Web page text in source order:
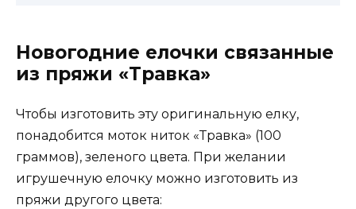
Новогодние елочки связанные
из пряжи «Травка»
Чтобы изготовить эту оригинальную елку,
понадобится моток ниток «Травка» (100
граммов), зеленого цвета. При желании
игрушечную елочку можно изготовить из
пряжи другого цвета: